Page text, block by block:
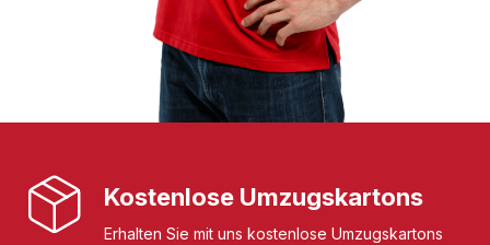
Kostenlose Umzugskartons
Erhalten Sie mit uns kostenlose Umzugskartons